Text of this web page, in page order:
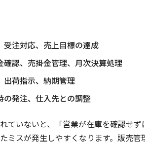
受注対応、売上目標の達成
認、売掛金管理、月次決算処理
出荷指示、納期管理
の発注、仕入先との調整
ていないと、「営業が在庫を確認せ
ミスが発生しやすくなります。販売